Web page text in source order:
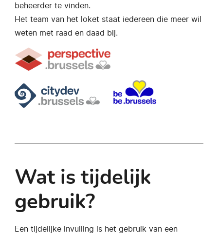
beheerder te vinden.
Het team van het loket staat iedereen die meer wil
weten met raad en daad bij.
Wat is tijdelijk
gebruik?
Een tijdelijke invulling is het gebruik van een